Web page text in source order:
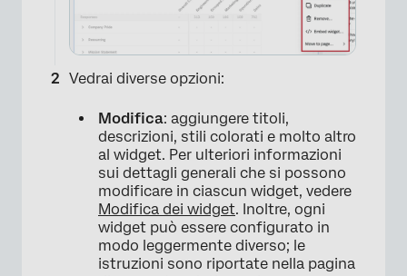
Vedrai diverse opzioni:
Modifica: aggiungere titoli,
descrizioni, stili colorati e molto altro
al widget. Per ulteriori informazioni
sui dettagli generali che si possono
modificare in ciascun widget, vedere
Modifica dei widget. Inoltre, ogni
widget può essere configurato in
modo leggermente diverso; le
istruzioni sono riportate nella pagina